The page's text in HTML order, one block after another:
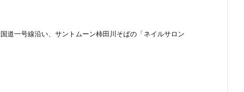
道一号線沿い、サントムーン柿田川そばの「ネイルサロン